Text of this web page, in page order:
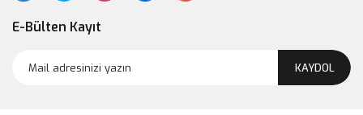
E-Bülten Kayıt
KAYDOL